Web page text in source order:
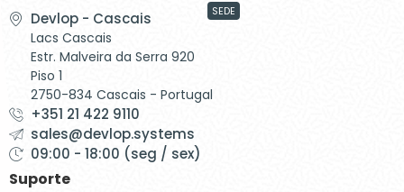
Devlop - Cascais
Lacs Cascais
Estr. Malveira da Serra 920
Piso 1
2750-834 Cascais - Portugal
SEDE
+351 21 422 9110
sales@devlop.systems
09:00 - 18:00 (seg / sex)
Suporte